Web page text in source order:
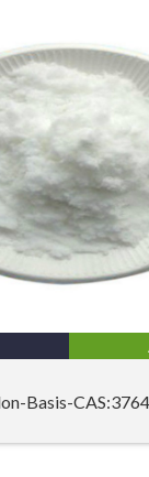
Basis-